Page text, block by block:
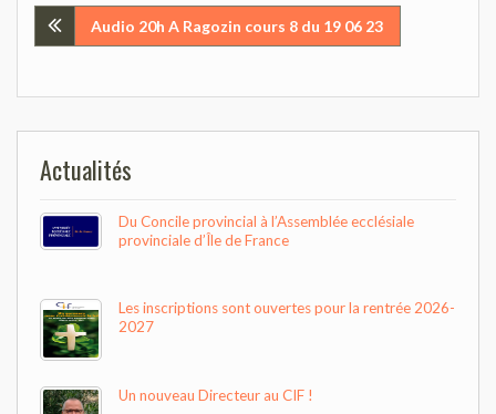
Navigation
l’article
Audio 20h A Ragozin cours 8 du 19 06 23
Actualités
Du Concile provincial à l’Assemblée ecclésiale
provinciale d’Île de France
Les inscriptions sont ouvertes pour la rentrée 2026-
2027
Un nouveau Directeur au CIF !